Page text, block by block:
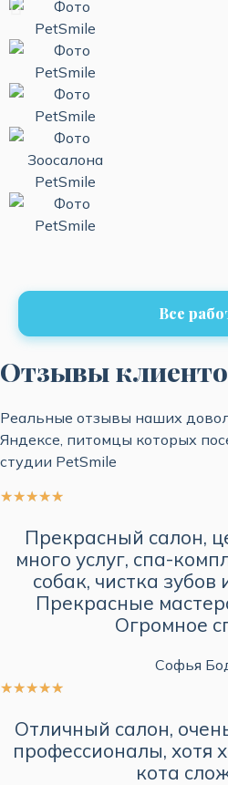
Все
Отзывы
Реальные отзывы наших
Яндексе, питомцы которых
студии PetSmile
★★★★★
Прекрасный салон,
много услуг, спа-
собак, чистка зубов
Прекрасные
Огромное
Софья
★★★★★
Отличный салон,
профессионалы, хотя
кота